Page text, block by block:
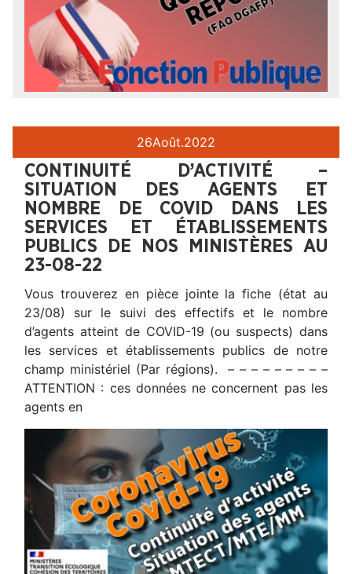
26Août.2022
CONTINUITÉ D’ACTIVITÉ –
SITUATION DES AGENTS ET
NOMBRE DE COVID DANS LES
SERVICES ET ÉTABLISSEMENTS
PUBLICS DE NOS MINISTÈRES AU
23-08-22
Vous trouverez en pièce jointe la fiche (état au
23/08) sur le suivi des effectifs et le nombre
d’agents atteint de COVID-19 (ou suspects) dans
les services et établissements publics de notre
champ ministériel (Par régions). – – – – – – – – –
ATTENTION : ces données ne concernent pas les
agents en